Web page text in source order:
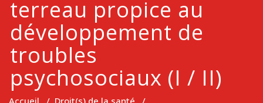
terreau propice au
développement de
troubles
psychosociaux (I / II)
Accueil / Droit(s) de la santé /